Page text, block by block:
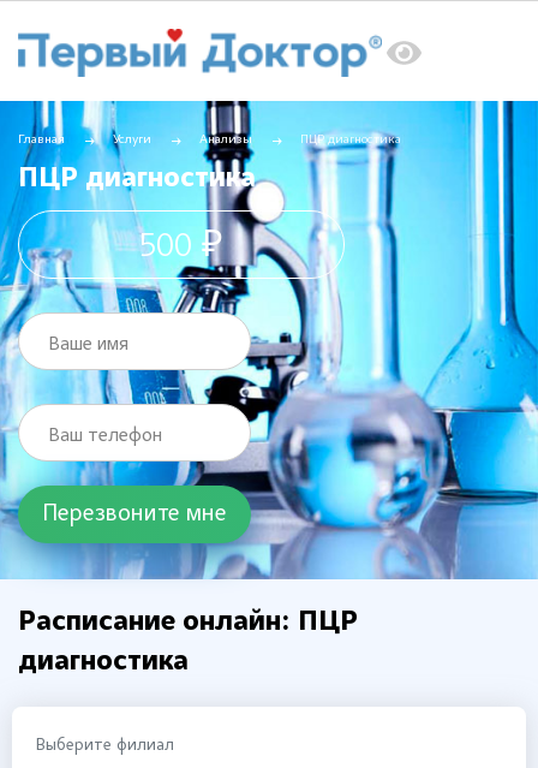
Главная Услуги Анализы ПЦР диагностика
ПЦР диагностика
500 ₽
Ваше имя
Ваш телефон
Расписание онлайн: ПЦР
диагностика
Выберите филиал